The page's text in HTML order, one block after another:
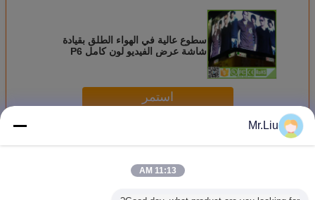
سطوع عالية في الهواء الطلق بقيادة
شاشة عرض الفيديو لون كامل P6
استمر
أكثرالألوان الكاملة في الهواء الطلق أدت العرض
Mr.Liu
11:13 AM